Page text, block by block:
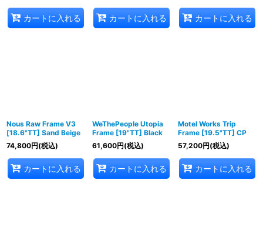
カートに入れる カートに入れる カートに入れる
Nous Raw Frame V3
[18.6"TT] Sand Beige
74,800円(税込)
カートに入れる
WeThePeople Utopia
Frame [19"TT] Black
61,600円(税込)
カートに入れる
Motel Works Trip
Frame [19.5"TT] CP
57,200円(税込)
カートに入れる